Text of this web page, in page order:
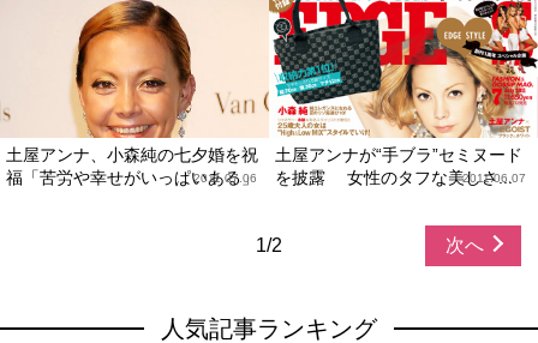
土屋アンナ、小森純の七夕婚を祝
福「苦労や幸せがいっぱいある」
2011.07.06
土屋アンナが“手ブラ”セミヌード
を披露 女性のタフな美しさ...
2011.06.07
1/2 次へ
人気記事ランキング